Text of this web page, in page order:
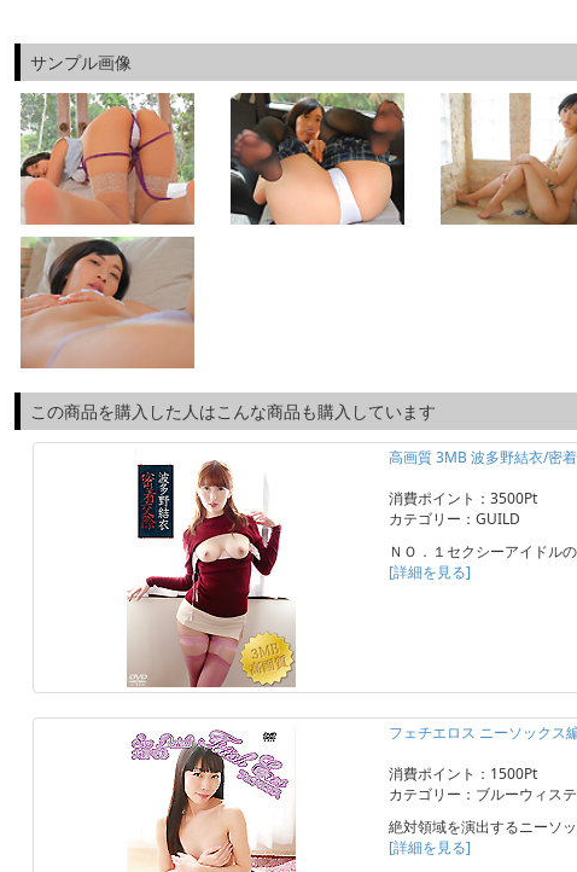
サンプル画像
この商品を購入した人はこんな商品も購入しています
高画質 3MB 波多野結衣/密
消費ポイント：3500Pt
カテゴリー：GUILD
ＮＯ．１セクシーアイドル
[詳細を見る]
フェチエロス ニーソックス
消費ポイント：1500Pt
カテゴリー：ブルーウィス
絶対領域を演出するニーソ
[詳細を見る]